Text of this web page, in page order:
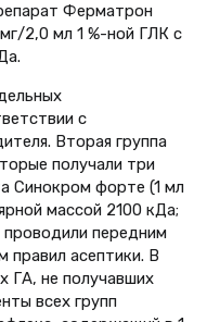
Ферматрон
2,0 мл 1 %-ной ГЛК с
с
Вторая группа
получали три
Синокром форте (1 мл
массой 2100 кДа;
перед­ним
асептики. В
ГА, не получавших
всех групп